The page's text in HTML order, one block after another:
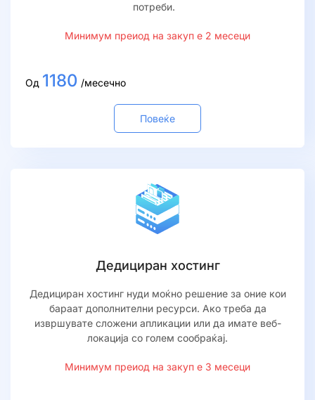
потреби.
Минимум преиод на закуп е 2 месеци
Од 1180 /месечно
Повеќе
Дедициран хостинг
Дедициран хостинг нуди моќно решение за оние кои
бараат дополнителни ресурси. Ако треба да
извршувате сложени апликации или да имате веб-
локација со голем сообраќај.
Минимум преиод на закуп е 3 месеци